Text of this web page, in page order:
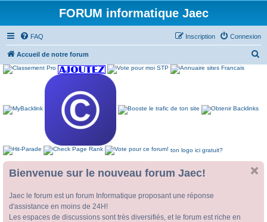
FORUM informatique Jaec
FAQ Connexion
Inscription
Accueil de notre forum
ton logo ici gratuit?
Bienvenue sur le nouveau forum Jaec!
Jaec le forum est un forum Informatique proposant une réponse
d'assistance en moins de 24H!
Les espaces de discussions sont très diversifiés, et le forum est riche en